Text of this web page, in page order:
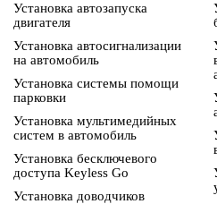
Установка автозапуска
двигателя
Установка автосигнализации
на автомобиль
Установка системы помощи
парковки
Установка мультимедийных
систем в автомобиль
Установка бесключевого
доступа Keyless Go
Установка доводчиков